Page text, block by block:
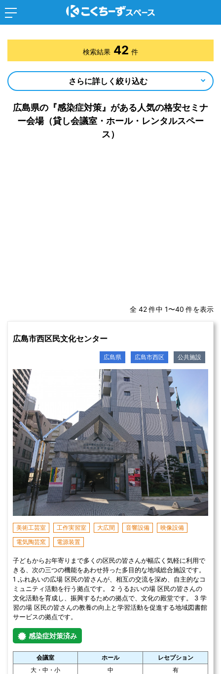
広島県の『感染症対策』がある人気の格安セミナ
ー会場（貸し会議室・ホール・レンタルスペー
ス）
全 42 件中 1〜40 件を表示
広島市西区民文化センター
広島県 広島市西区 公共施設
美術工芸室 工作実習室 大広間 音響設備
映像設備
電気陶芸窯
電源装置
子どもからお年寄りまで多くの区民の皆さんが幅広く気軽に利用で
きる、次の三つの機能をあわせ持った多目的な地域総合施設です。
1 ふれあいの広場 区民の皆さんが、相互の交流を深め、自主的なコ
ミュニティ活動を行う拠点です。 2 うるおいの場 区民の皆さんの
文化活動を育成し、振興するための拠点で、文化の殿堂です。 3 学
習の場 区民の皆さんの教養の向上と学習活動を促進する地域図書館
サービスの拠点です。
感染症対策済み
会議室 ホール
レセプション
大・中・小
中 有
検索結果 42 件
さらに詳しく絞り込む